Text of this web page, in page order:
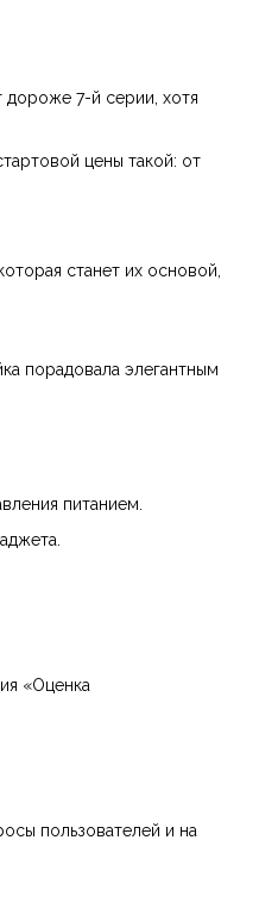
дороже 7-й серии, хотя
цены такой: от
станет их основой,
порадовала элегантным
питанием.
«Оценка
пользователей и на